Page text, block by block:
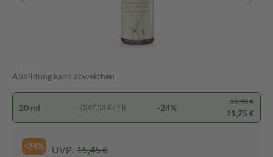
Abbildung kann abweichen
20 ml (587,50 € / 1 l) -24%
15,45 €
11,75 €
-24% UVP: 15,45 €